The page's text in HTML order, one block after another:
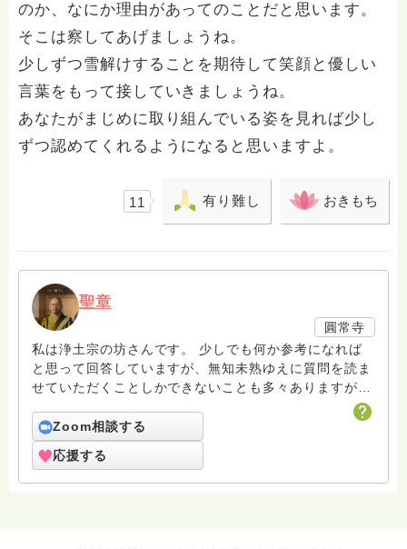
のか、なにか理由があってのことだと思います。
そこは察してあげましょうね。
少しずつ雪解けすることを期待して笑顔と優しい
言葉をもって接していきましょうね。
あなたがまじめに取り組んでいる姿を見れば少し
ずつ認めてくれるようになると思いますよ。
11 有り難し おきもち
聖章
圓常寺
私は浄土宗の坊さんです。 少しでも何か参考になれば
と思って回答していますが、無知未熟ゆえに質問を読ま
せていただくことしかできないことも多々ありますがお
許しください。 回答は私個人の意見や解釈もあり、場
合によっては浄土宗の教義とは少し異なることもあると
いうことをご了承ください。 また、寺の紹介ページに
電話相談についても紹介していますのでどなたでも気兼
ねなくご利用ください。 ハスノハのお坊さんがもっと
Zoom相談する
応援する